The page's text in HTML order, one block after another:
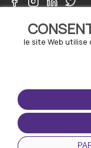
le site Web utilise
TERMS-OF-USE
Termes et
Politique de
Politique relative
cookies